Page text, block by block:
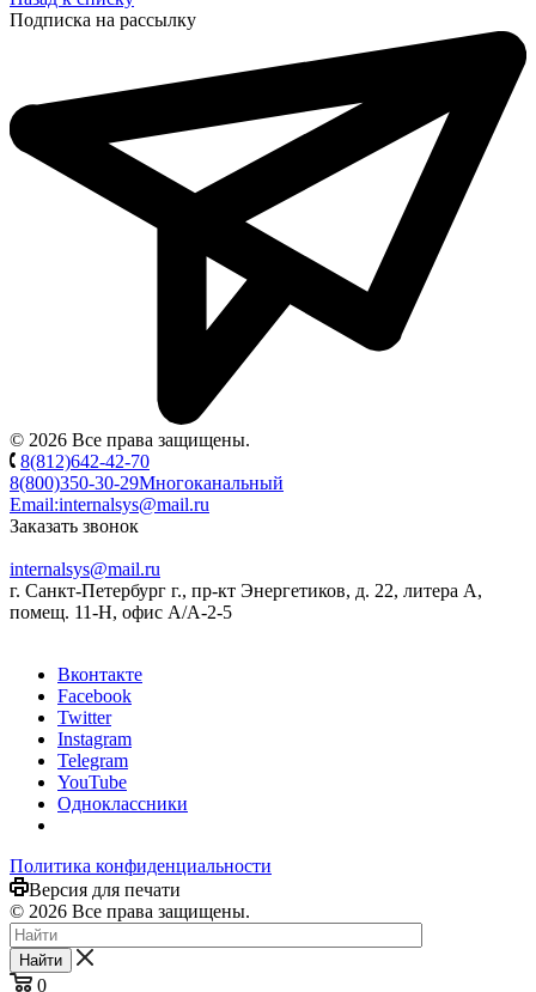
Подписка на рассылку
© 2026 Все права защищены.
8(812)642-42-70
8(800)350-30-29Многоканальный
Email:internalsys@mail.ru
Заказать звонок
internalsys@mail.ru
г. Санкт-Петербург г., пр-кт Энергетиков, д. 22, литера А,
помещ. 11-Н, офис А/А-2-5
Вконтакте
Facebook
Twitter
Instagram
Telegram
YouTube
Одноклассники
Политика конфиденциальности
Версия для печати
© 2026 Все права защищены.
Найти
0